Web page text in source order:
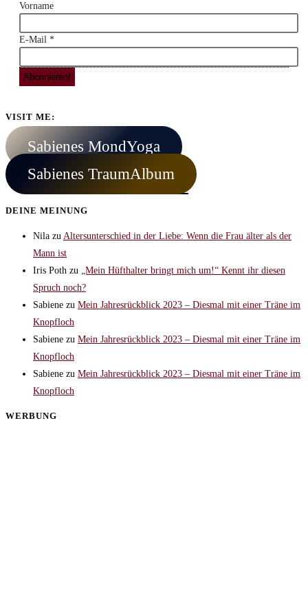
Vorname
E-Mail *
VISIT ME:
Sabienes MondYoga
Sabienes TraumAlbum
DEINE MEINUNG
Nila zu Altersunterschied in der Liebe: Wenn die Frau älter als der
Mann ist
Iris Poth zu
„Mein Hüfthalter bringt mich um!“ Kennt ihr diesen
Spruch noch?
Sabiene zu Mein Jahresrückblick 2023 – Diesmal mit einer Träne im
Knopfloch
Sabiene zu Mein Jahresrückblick 2023 – Diesmal mit einer Träne im
Knopfloch
Sabiene zu Mein Jahresrückblick 2023 – Diesmal mit einer Träne im
Knopfloch
WERBUNG